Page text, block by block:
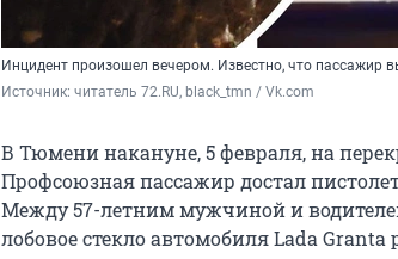
Инцидент произошел вечером. Известно, что пассажир
Источник: читатель 72.RU, black_tmn / Vk.com
В Тюмени накануне, 5 февраля, на
Профсоюзная пассажир достал
Между 57-летним мужчиной и
лобовое стекло автомобиля Lada Granta